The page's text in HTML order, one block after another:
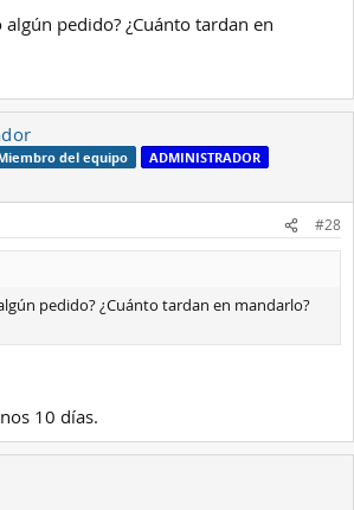
pedido? ¿Cuánto tardan en
del equipo ADMINISTRADOR
#28
pedido? ¿Cuánto tardan en mandarlo?
10 días.